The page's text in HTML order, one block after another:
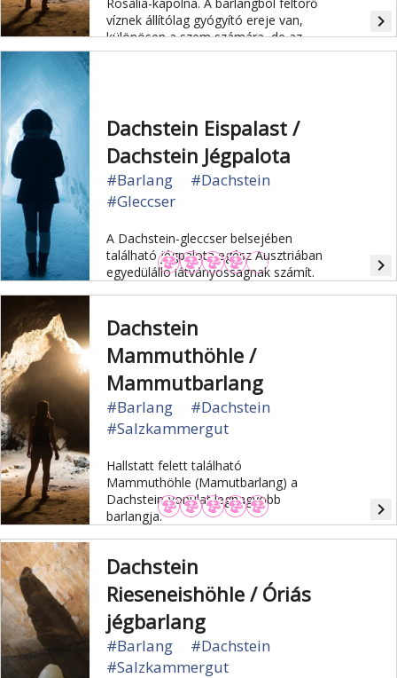
víznek állítólag gyógyító ereje van,
különösen a szem számára, de az
általános jó egészséget is elősegíti.
navigate_next
Dachstein Eispalast /
Dachstein Jégpalota
#Barlang
#Dachstein
#Gleccser
A Dachstein-gleccser belsejében
található jégpalota egész Ausztriában
egyedülálló látványosságnak számít.
navigate_next
Dachstein
Mammuthöhle /
Mammutbarlang
#Barlang
#Dachstein
#Salzkammergut
Hallstatt felett található
Mammuthöhle (Mamutbarlang) a
Dachstein-vonulat legnagyobb
barlangja.
navigate_next
Dachstein
Rieseneishöhle / Óriás
jégbarlang
#Barlang
#Dachstein
#Salzkammergut